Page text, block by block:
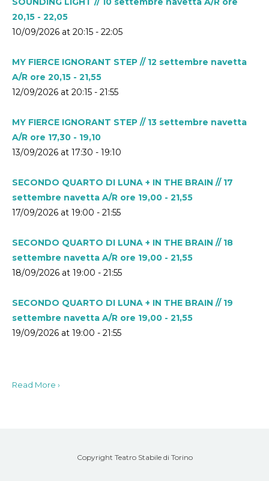
20,15 - 22,05
10/09/2026 at 20:15 - 22:05
MY FIERCE IGNORANT STEP // 12 settembre navetta
A/R ore 20,15 - 21,55
12/09/2026 at 20:15 - 21:55
MY FIERCE IGNORANT STEP // 13 settembre navetta
A/R ore 17,30 - 19,10
13/09/2026 at 17:30 - 19:10
SECONDO QUARTO DI LUNA + IN THE BRAIN // 17
settembre navetta A/R ore 19,00 - 21,55
17/09/2026 at 19:00 - 21:55
SECONDO QUARTO DI LUNA + IN THE BRAIN // 18
settembre navetta A/R ore 19,00 - 21,55
18/09/2026 at 19:00 - 21:55
SECONDO QUARTO DI LUNA + IN THE BRAIN // 19
settembre navetta A/R ore 19,00 - 21,55
19/09/2026 at 19:00 - 21:55
Read More ›
Copyright Teatro Stabile di Torino